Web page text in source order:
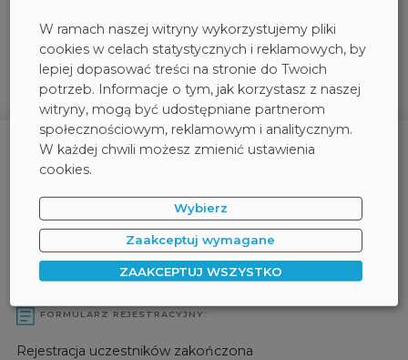
NGFW, ochrona IT/OT i praktyczne scenariusze
wdrożeń
FORMULARZ REJESTRACYJNY:
Rejestracja uczestników zakończona
W ramach naszej witryny wykorzystujemy pliki
cookies w celach statystycznych i reklamowych, by
lepiej dopasować treści na stronie do Twoich
potrzeb. Informacje o tym, jak korzystasz z naszej
witryny, mogą być udostępniane partnerom
społecznościowym, reklamowym i analitycznym.
W każdej chwili możesz zmienić ustawienia
cookies.
Wybierz
Zaakceptuj wymagane
ZAAKCEPTUJ WSZYSTKO